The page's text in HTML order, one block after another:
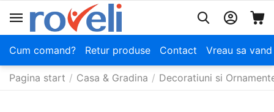
Cum comand? Retur produse Contact Vreau sa
Pagina start / Casa & Gradina / Decoratiuni si